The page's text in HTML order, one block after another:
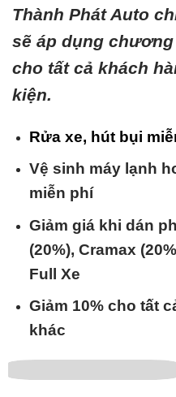
Thành Phát Auto
sẽ áp dụng
cho tất cả khách
kiện.
Rửa xe, hút bụi
Vệ sinh máy lạnh
miễn phí
Giảm giá khi dán
(20%), Cramax
Full Xe
Giảm 10% cho tất
khác